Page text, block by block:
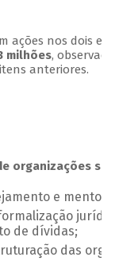
ações nos dois
milhões,
anteriores.
organizações
e
de dívidas;
das